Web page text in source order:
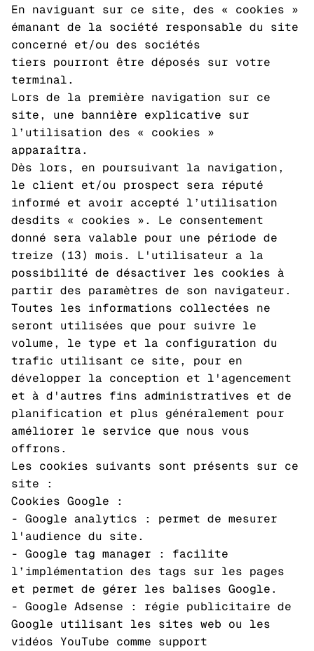
En naviguant sur ce site, des « cookies »
émanant de la société responsable du site
concerné et/ou des sociétés
tiers pourront être déposés sur votre
terminal.
Lors de la première navigation sur ce
site, une bannière explicative sur
l’utilisation des « cookies »
apparaîtra.
Dès lors, en poursuivant la navigation,
le client et/ou prospect sera réputé
informé et avoir accepté l’utilisation
desdits « cookies ». Le consentement
donné sera valable pour une période de
treize (13) mois. L'utilisateur a la
possibilité de désactiver les cookies à
partir des paramètres de son navigateur.
Toutes les informations collectées ne
seront utilisées que pour suivre le
volume, le type et la configuration du
trafic utilisant ce site, pour en
développer la conception et l'agencement
et à d'autres fins administratives et de
planification et plus généralement pour
améliorer le service que nous vous
offrons.
Les cookies suivants sont présents sur ce
site :
Cookies Google :
- Google analytics : permet de mesurer
l'audience du site.
- Google tag manager : facilite
l’implémentation des tags sur les pages
et permet de gérer les balises Google.
- Google Adsense : régie publicitaire de
Google utilisant les sites web ou les
vidéos YouTube comme support